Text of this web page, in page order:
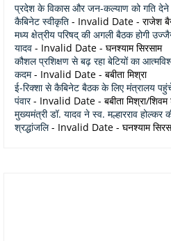
प्रदेश के विकास और जन-कल्याण को गति
कैबिनेट स्वीकृति - Invalid Date - राजेश
मध्य क्षेत्रीय परिषद् की अगली बैठक होगी
यादव - Invalid Date - घनश्याम सिरसाम
कौशल प्रशिक्षण से बढ़ रहा बेटियों का
कदम- Invalid Date - बबीता मिश्रा
ई-रिक्शा से कैबिनेट बैठक के लिए मंत्रालय
पंवार- Invalid Date - बबीता मिश्रा/
मुख्यमंत्री डॉ. यादव ने स्व. मल्हारराव होल्कर
श्रद्धांजलि- Invalid Date - घनश्याम